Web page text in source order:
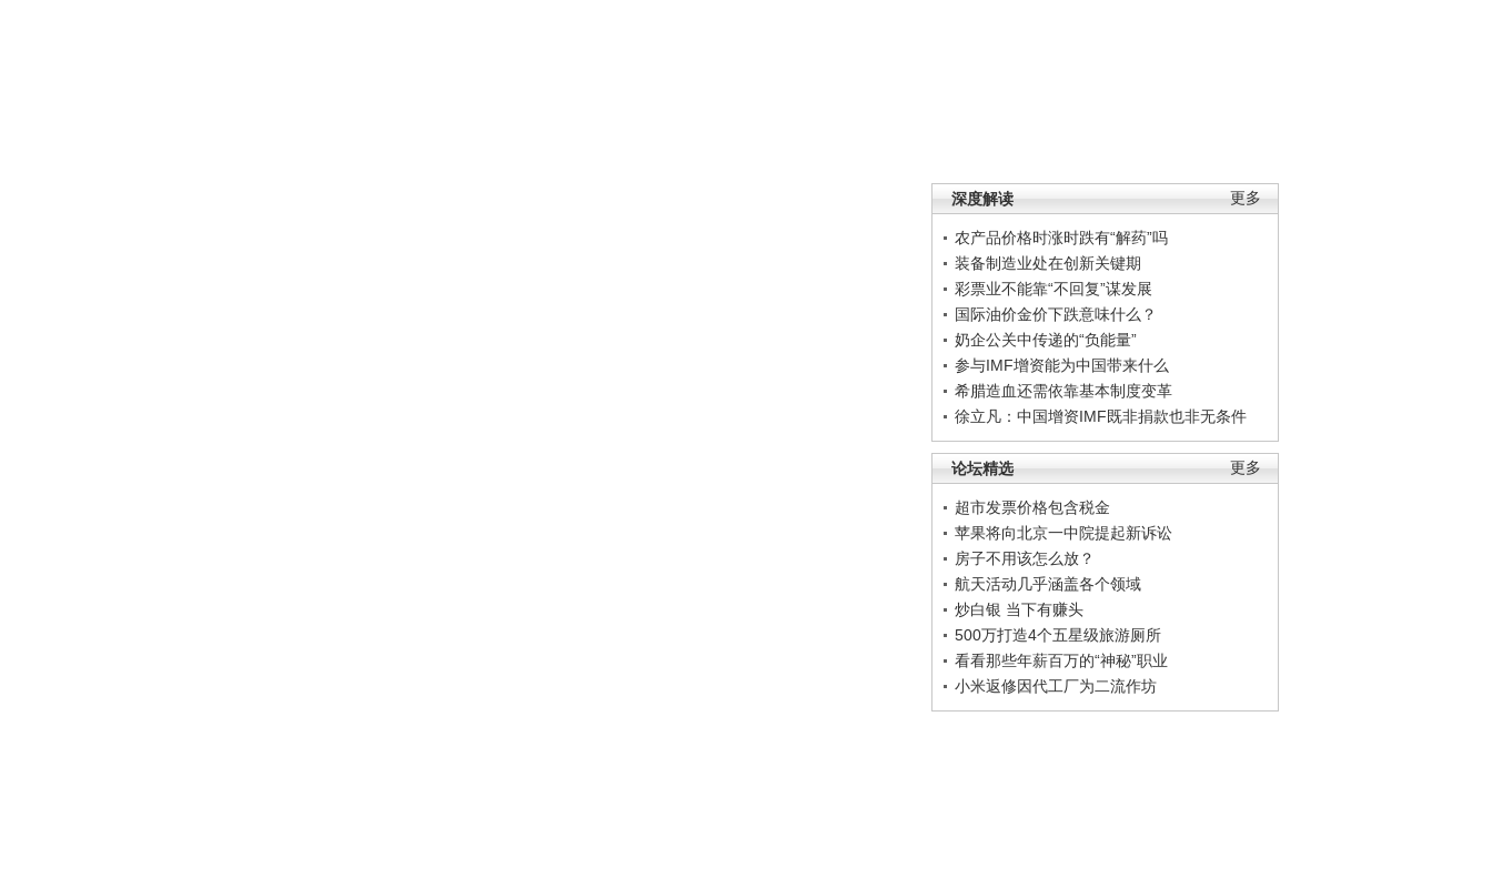
更多
深度解读
农产品价格时涨时跌有“解药”吗
装备制造业处在创新关键期
彩票业不能靠“不回复”谋发展
国际油价金价下跌意味什么？
奶企公关中传递的“负能量”
参与IMF增资能为中国带来什么
希腊造血还需依靠基本制度变革
徐立凡：中国增资IMF既非捐款也非无条件
更多
论坛精选
超市发票价格包含税金
苹果将向北京一中院提起新诉讼
房子不用该怎么放？
航天活动几乎涵盖各个领域
炒白银 当下有赚头
500万打造4个五星级旅游厕所
看看那些年薪百万的“神秘”职业
小米返修因代工厂为二流作坊